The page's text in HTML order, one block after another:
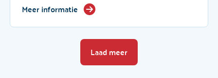
Meer informatie
Laad meer